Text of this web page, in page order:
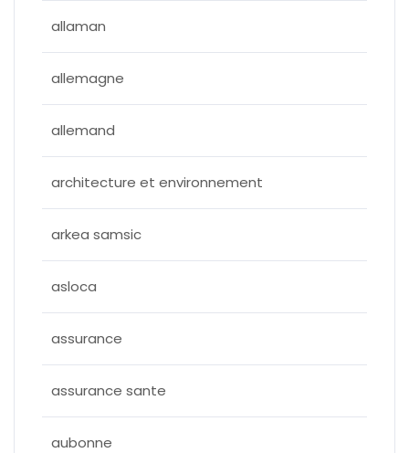
allaman
allemagne
allemand
architecture et environnement
arkea samsic
asloca
assurance
assurance sante
aubonne